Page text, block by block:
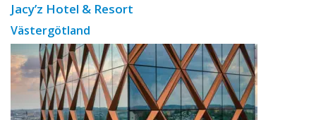
Jacy’z Hotel & Resort
Västergötland